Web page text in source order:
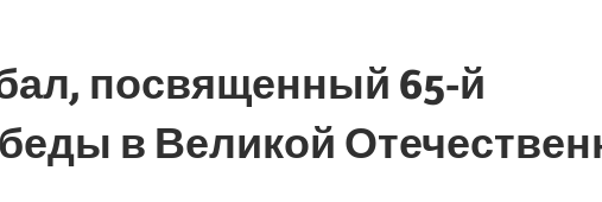
посвященный 65-й
в Великой